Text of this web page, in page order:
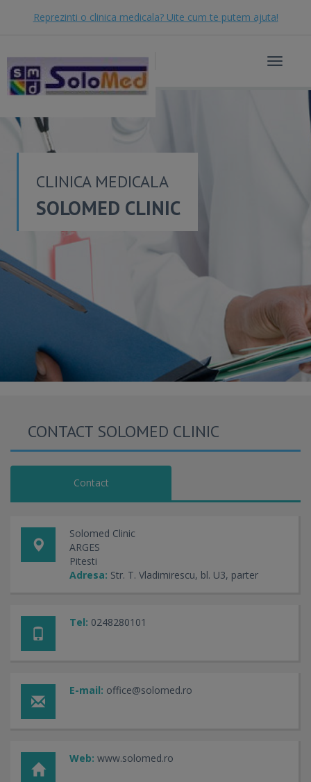
Reprezinti o clinica medicala? Uite cum te putem ajuta!
Toggle
CLINICA MEDICALA
SOLOMED CLINIC
CONTACT SOLOMED CLINIC
Contact
Solomed Clinic
ARGES
Pitesti
Adresa: Str. T. Vladimirescu, bl. U3, parter
Tel: 0248280101
E-mail: office@solomed.ro
Web: www.solomed.ro